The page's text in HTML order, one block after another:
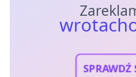
SPRAWDŹ